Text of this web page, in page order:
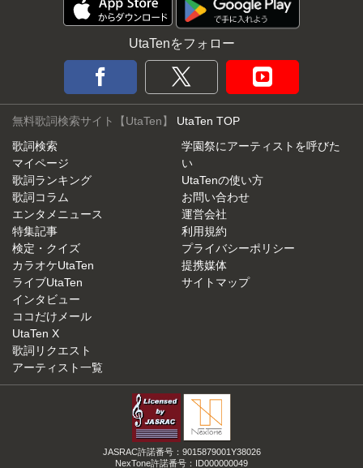
UtaTenをフォロー
無料歌詞検索サイト【UtaTen】 UtaTen TOP
歌詞検索
マイページ
歌詞ランキング
歌詞コラム
エンタメニュース
特集記事
検定・クイズ
カラオケUtaTen
ライブUtaTen
インタビュー
ココだけメール
UtaTen X
歌詞リクエスト
アーティスト一覧
学園祭にアーティストを呼びた
い
UtaTenの使い方
お問い合わせ
運営会社
利用規約
プライバシーポリシー
提携媒体
サイトマップ
JASRAC許諾番号：9015879001Y38026
NexTone許諾番号：ID000000049